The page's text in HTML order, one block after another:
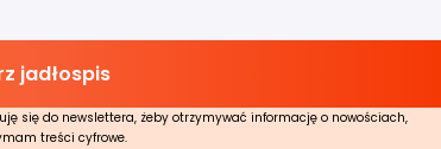
się do newslettera, żeby otrzymywać informację o nowościach,
treści cyfrowe.